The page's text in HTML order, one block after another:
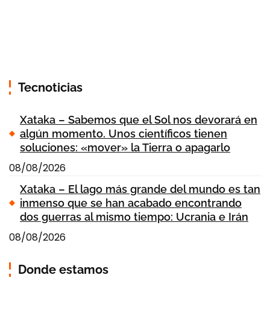
Tecnoticias
Xataka – Sabemos que el Sol nos devorará en
algún momento. Unos científicos tienen
soluciones: «mover» la Tierra o apagarlo
08/08/2026
Xataka – El lago más grande del mundo es tan
inmenso que se han acabado encontrando
dos guerras al mismo tiempo: Ucrania e Irán
08/08/2026
Donde estamos